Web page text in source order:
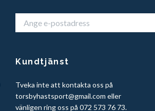
Kundtjänst
Tveka inte att kontakta oss på
torsbyhastsport@gmail.com eller
vänligen ring oss på 072 573 76 73.